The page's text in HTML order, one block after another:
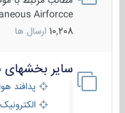
Airforcce
10,208 ارسال ها
سایر بخشهای
پدافند
الکترونیک